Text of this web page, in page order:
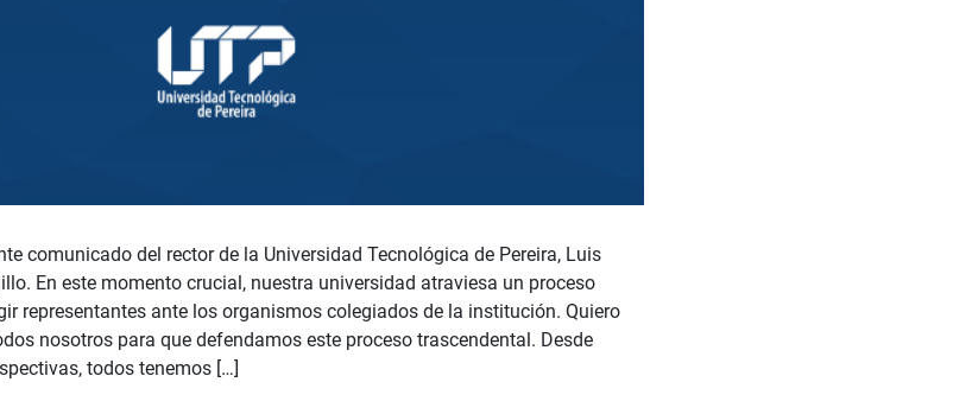
comunicado del rector de la Universidad Tecnológica de Pereira, Luis
En este momento crucial, nuestra universidad atraviesa un proceso
representantes ante los organismos colegiados de la institución. Quiero
nosotros para que defendamos este proceso trascendental. Desde
todos tenemos […]